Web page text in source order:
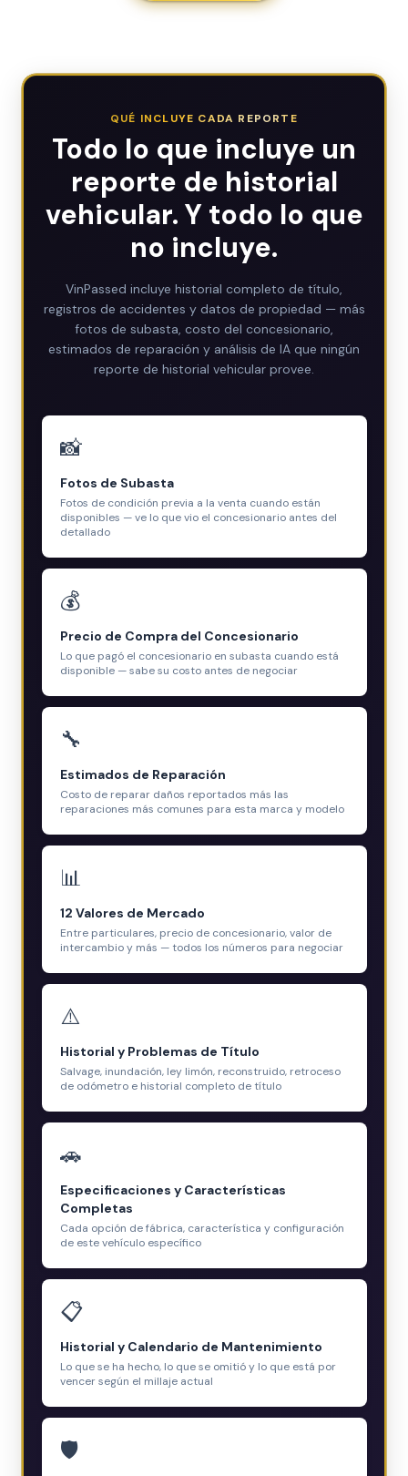
QUÉ INCLUYE CADA REPORTE
Todo lo que incluye un
reporte de historial
vehicular. Y todo lo que
no incluye.
VinPassed incluye historial completo de título,
registros de accidentes y datos de propiedad — más
fotos de subasta, costo del concesionario,
estimados de reparación y análisis de IA que ningún
reporte de historial vehicular provee.
📸
Fotos de Subasta
Fotos de condición previa a la venta cuando están
disponibles — ve lo que vio el concesionario antes del
detallado
💰
Precio de Compra del Concesionario
Lo que pagó el concesionario en subasta cuando está
disponible — sabe su costo antes de negociar
🔧
Estimados de Reparación
Costo de reparar daños reportados más las
reparaciones más comunes para esta marca y modelo
📊
12 Valores de Mercado
Entre particulares, precio de concesionario, valor de
intercambio y más — todos los números para negociar
⚠️
Historial y Problemas de Título
Salvage, inundación, ley limón, reconstruido, retroceso
de odómetro e historial completo de título
🚗
Especificaciones y Características
Completas
Cada opción de fábrica, característica y configuración
de este vehículo específico
📋
Historial y Calendario de Mantenimiento
Lo que se ha hecho, lo que se omitió y lo que está por
vencer según el millaje actual
🛡️